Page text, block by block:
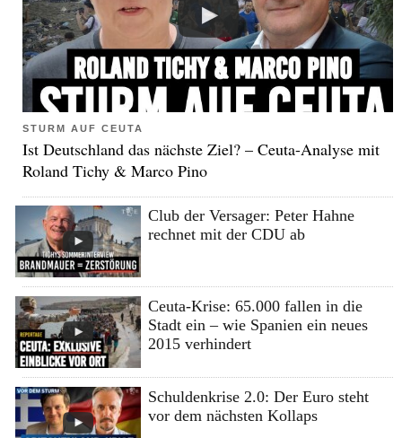
STURM AUF CEUTA
Ist Deutschland das nächste Ziel? – Ceuta-Analyse mit
Roland Tichy & Marco Pino
Club der Versager: Peter Hahne
rechnet mit der CDU ab
Ceuta-Krise: 65.000 fallen in die
Stadt ein – wie Spanien ein neues
2015 verhindert
Schuldenkrise 2.0: Der Euro steht
vor dem nächsten Kollaps